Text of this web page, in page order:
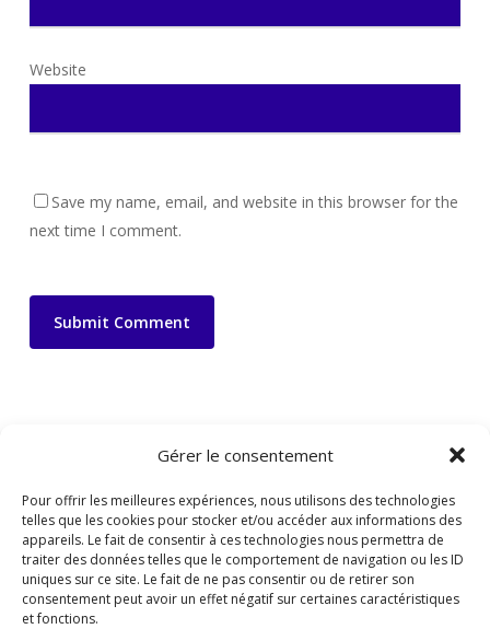
Gérer le consentement
Pour offrir les meilleures expériences, nous utilisons des technologies
telles que les cookies pour stocker et/ou accéder aux informations des
appareils. Le fait de consentir à ces technologies nous permettra de
traiter des données telles que le comportement de navigation ou les ID
uniques sur ce site. Le fait de ne pas consentir ou de retirer son
consentement peut avoir un effet négatif sur certaines caractéristiques
et fonctions.
Website
Save my name, email, and website in this browser for the
next time I comment.